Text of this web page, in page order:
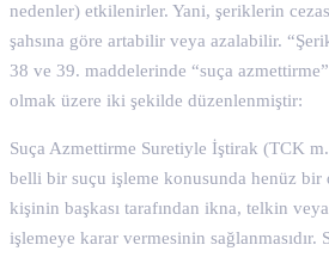
nedenler) etkilenirler. Yani, şeriklerin
şahsına göre artabilir veya azalabilir.
38 ve 39. maddelerinde “suça
olmak üzere iki şekilde düzenlenmiştir:
Suça Azmettirme Suretiyle İştirak (TCK
belli bir suçu işleme konusunda henüz bir
kişinin başkası tarafından ikna, telkin
işlemeye karar vermesinin sağlanmasıdır.